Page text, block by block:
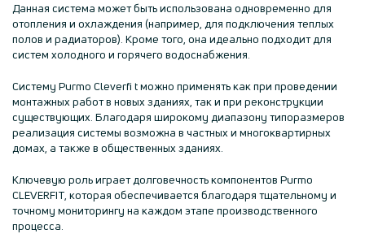
Данная система может быть использована одновременно для
отопления и охлаждения (например, для подключения теплых
полов и радиаторов). Кроме того, она идеально подходит для
систем холодного и горячего водоснабжения.
Систему Purmo Cleverfi t можно применять как при проведении
монтажных работ в новых зданиях, так и при реконструкции
существующих. Благодаря широкому диапазону типоразмеров
реализация системы возможна в частных и многоквартирных
домах, а также в общественных зданиях.
Ключевую роль играет долговечность компонентов Purmo
CLEVERFIT, которая обеспечивается благодаря тщательному и
точному мониторингу на каждом этапе производственного
процесса.